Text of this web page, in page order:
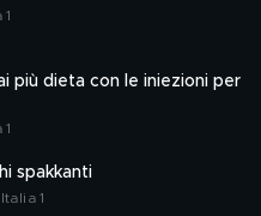
più dieta con le iniezioni per
spakkanti
1